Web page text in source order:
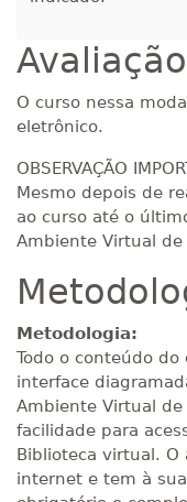
380 H dias
400 H
420 H 53 dias
440 H 55dias
O curso nessa
eletrônico.
OBSERVAÇÃO
Mesmo depois de
ao curso até o
Ambiente Virtual
Metodologia:
Todo o conteúdo
interface
Ambiente Virtual
facilidade para
Biblioteca virtual. O
internet e tem à